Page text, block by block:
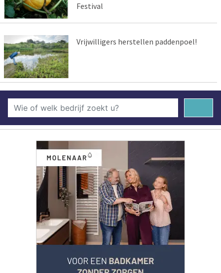
Festival
Vrijwilligers herstellen paddenpoel!